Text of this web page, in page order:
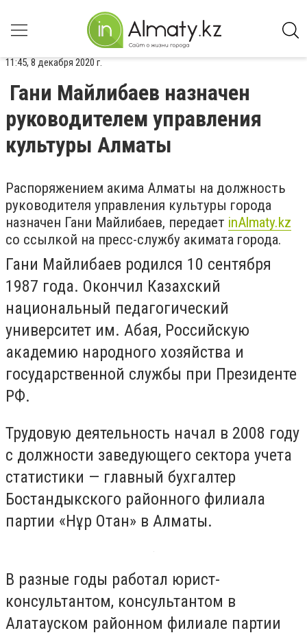
11:45, 8 декабря 2020 г.
Гани Майлибаев назначен
руководителем управления
культуры Алматы
Распоряжением акима Алматы на должность
руководителя управления культуры города
назначен Гани Майлибаев, передает inAlmaty.kz
со ссылкой на пресс-службу акимата города.
Гани Майлибаев родился 10 сентября
1987 года. Окончил Казахский
национальный педагогический
университет им. Абая, Российскую
академию народного хозяйства и
государственной службы при Президенте
РФ.
Трудовую деятельность начал в 2008 году
с должности заведующего сектора учета
статистики — главный бухгалтер
Бостандыкского районного филиала
партии «Нұр Отан» в Алматы.
В разные годы работал юрист-
консультантом, консультантом в
Алатауском районном филиале партии